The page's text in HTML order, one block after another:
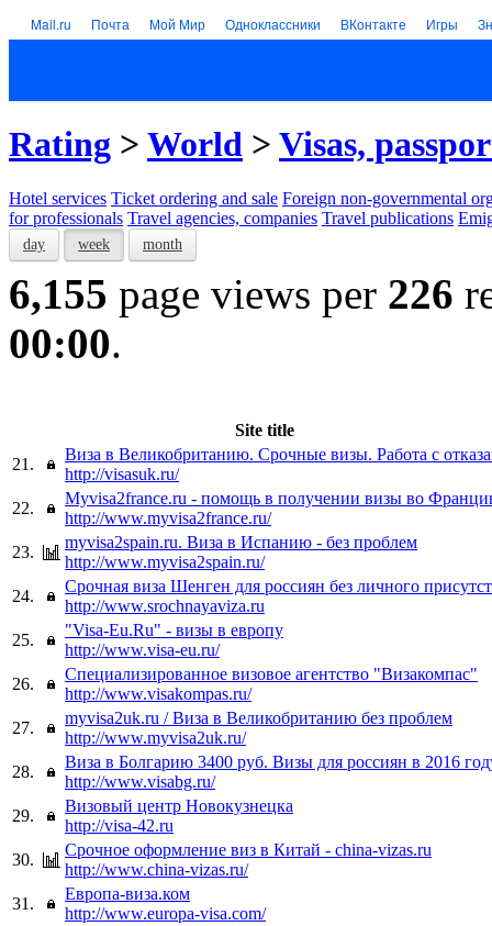
Mail.ru Почта Мой Мир Одноклассники ВКонтакте Игры
Rating > World > Visas,
Hotel services Тicket ordering and sale Foreign non-governmental
for professionals Travel agencies, companies Travel publications
day week month
6,155 page views per 226
00:00.
Site title
21.
Виза в Великобританию. Срочные визы. Работа с
http://visasuk.ru/
22.
Myvisa2france.ru - помощь в получении визы во
http://www.myvisa2france.ru/
23.
myvisa2spain.ru. Виза в Испанию - без проблем
http://www.myvisa2spain.ru/
24.
Срочная виза Шенген для россиян без личного
http://www.srochnayaviza.ru
25.
"Visa-Eu.Ru" - визы в европу
http://www.visa-eu.ru/
26.
Специализированное визовое агентство "Визакомпас"
http://www.visakompas.ru/
27.
myvisa2uk.ru / Виза в Великобританию без проблем
http://www.myvisa2uk.ru/
28.
Виза в Болгарию 3400 руб. Визы для россиян в 2016
http://www.visabg.ru/
29.
Визовый центр Новокузнецка
http://visa-42.ru
30.
Срочное оформление виз в Китай - china-vizas.ru
http://www.china-vizas.ru/
31.
Европа-виза.ком
http://www.europa-visa.com/